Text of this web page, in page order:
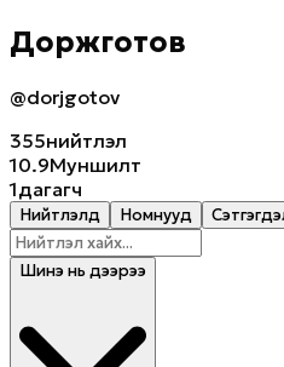
Доржготов
@dorjgotov
355нийтлэл
10.9Mуншилт
1дагагч
Нийтлэлүүд Номнууд
Шинэ нь дээрээ